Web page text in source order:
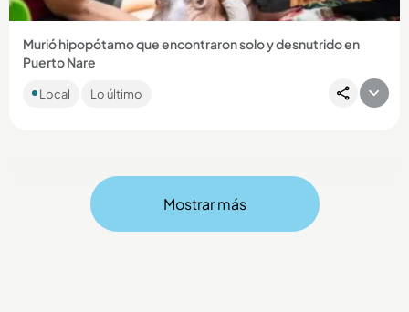
Murió hipopótamo que encontraron solo y desnutrido en
Puerto Nare
El hipopótamo recién nacido fue rescatado por pescadores
de la zona que llamaron a las autoridades, pero pese al rápido
Local Lo último
Mostrar más